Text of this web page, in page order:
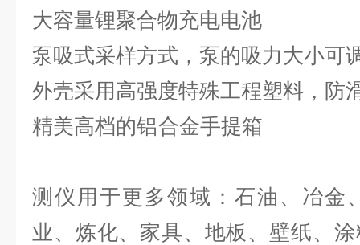
大容量锂聚合物充电电池
泵吸式采样方式，泵的吸力大小可
外壳采用高强度特殊工程塑料，防
精美高档的铝
测仪用于更多领域：石油、冶金
业、炼化、家具、地板、壁纸、